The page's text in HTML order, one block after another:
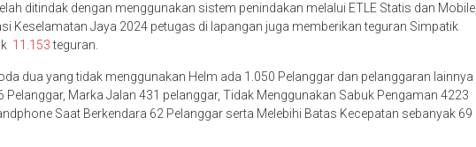
ditindak dengan menggunakan sistem penindakan melalui ETLE Statis dan Mobile,
Keselamatan Jaya 2024 petugas di lapangan juga memberikan teguran Simpatik
11.153teguran.
dua yang tidak menggunakan Helm ada 1.050 Pelanggar dan pelanggaran lainnya
Pelanggar, Marka Jalan 431 pelanggar, Tidak Menggunakan Sabuk Pengaman 4223
Saat Berkendara 62 Pelanggar serta Melebihi Batas Kecepatan sebanyak 69